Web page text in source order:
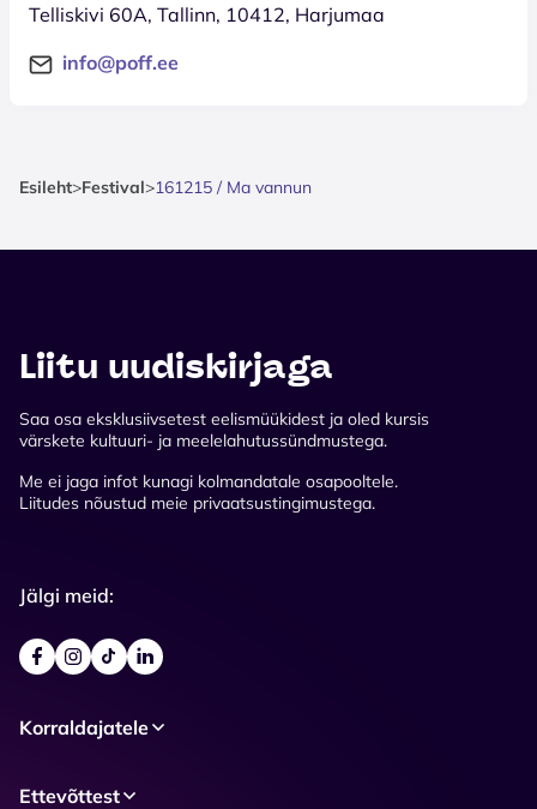
Telliskivi 60A, Tallinn, 10412, Harjumaa
info@poff.ee
Esileht>Festival>161215 / Ma vannun
Liitu uudiskirjaga
Saa osa eksklusiivsetest eelismüükidest ja oled kursis
värskete kultuuri- ja meelelahutussündmustega.
Me ei jaga infot kunagi kolmandatale osapooltele.
Liitudes nõustud meie privaatsustingimustega.
Jälgi meid:
Korraldajatele
Ettevõttest